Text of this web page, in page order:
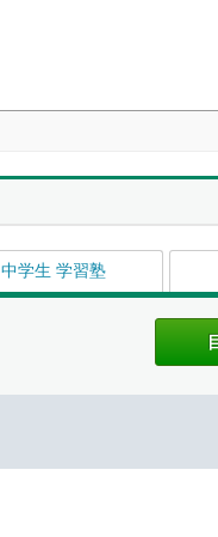
中学生 学習塾